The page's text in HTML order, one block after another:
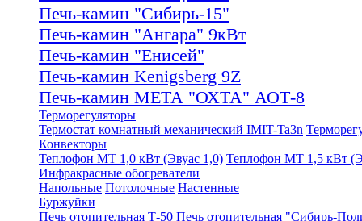
Печь-камин "Сибирь-15"
Печь-камин "Ангара" 9кВт
Печь-камин "Енисей"
Печь-камин Kenigsberg 9Z
Печь-камин МЕТА "ОХТА" АОТ-8
Терморегуляторы
Термостат комнатный механический IMIT-Ta3n
Конвекторы
Теплофон МТ 1,0 кВт (Эвуас 1,0) Теплофон МТ 1,5 кВт
Инфракрасные обогреватели
Напольные Потолочные Настенные
Буржуйки
Печь отопительная Т-50 Печь отопительная "Сибирь-